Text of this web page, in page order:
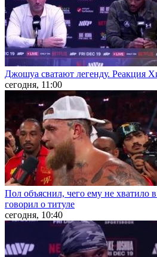
Джошуа сватают легенду. Реакция
сегодня, 11:00
Пол объяснил, чего ему не
говорил о титуле
сегодня, 10:40